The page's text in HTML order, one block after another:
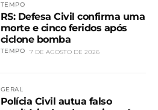
TEMPO
RS: Defesa Civil confirma uma
morte e cinco feridos após
ciclone bomba
TEMPO 7 DE AGOSTO DE 2026
GERAL
Polícia Civil autua falso